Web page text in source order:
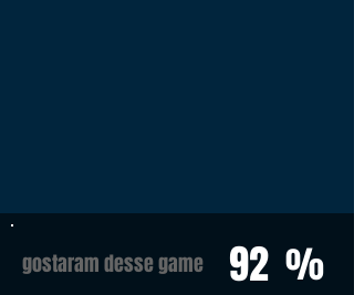
gostaram desse game 92 %